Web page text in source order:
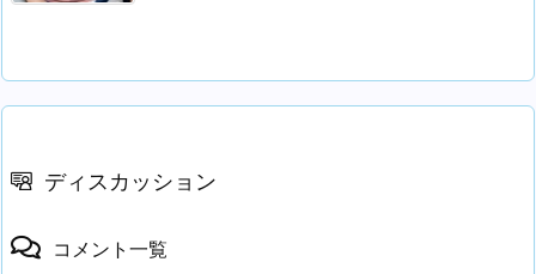
ディスカッション
コメント一覧